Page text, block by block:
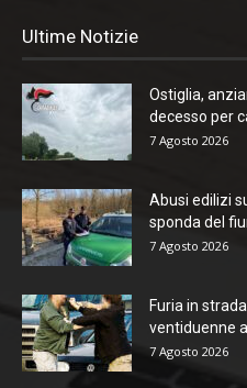
Ultime Notizie
Ostiglia,
decesso per
7 Agosto 2026
Abusi edilizi
sponda del
7 Agosto 2026
Furia in
ventiduenne
7 Agosto 2026